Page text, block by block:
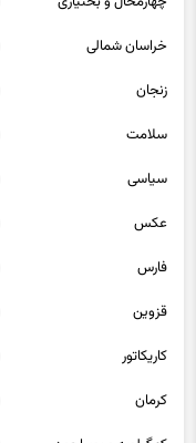
خراسان شمالی
زنجان
سلامت
سیاسی
عکس
فارس
قزوین
کاریکاتور
کرمان
کهگیلویه و بویراحمد